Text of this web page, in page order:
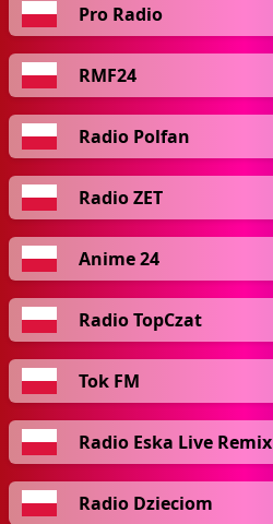
Pro Radio
RMF24
Radio Polfan
Radio ZET
Anime 24
Radio TopCzat
Tok FM
Radio Eska Live Remix
Radio Dzieciom